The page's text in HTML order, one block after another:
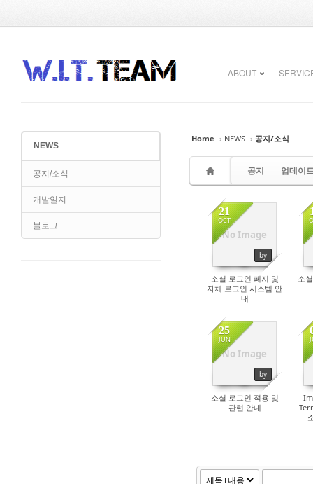
ABOUT
NEWS
공지/소식
개발일지
블로그
Home › NEWS › 공지/소식
공지 업데이
No Image
21
OCT
by
24217
소셜 로그인 폐지 및
자체 로그인 시스템 안
내
소
No Image
25
JUN
by
25087
소셜 로그인 적용 및
관련 안내
Sketchbook5, 스케치북5
Sketchbook5, 스케치북5
Sketchbook5, 스케치북5
Sketchbook5, 스케치북5